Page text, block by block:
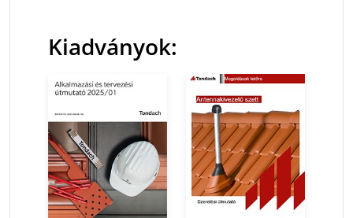
Kiadványok: